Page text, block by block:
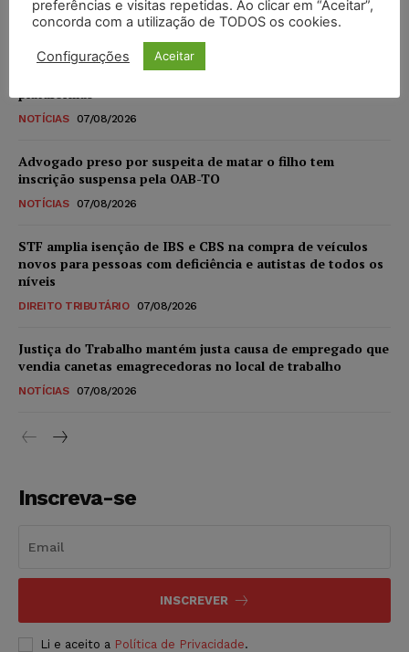
Carlos Henrique Abrão - 07/08/2026
Meta é alvo de denúncia após anúncios com conteúdo
sexual infantil gerado por IA circularem em suas
NOTÍCIAS 07/08/2026
Advogado preso por suspeita de matar o filho tem
inscrição suspensa pela OAB-TO
NOTÍCIAS 07/08/2026
STF amplia isenção de IBS e CBS na compra de veículos
novos para pessoas com deficiência e autistas de todos os
níveis
DIREITO TRIBUTÁRIO 07/08/2026
Justiça do Trabalho mantém justa causa de empregado que
vendia canetas emagrecedoras no local de trabalho
NOTÍCIAS 07/08/2026
Inscreva-se
INSCREVER
Li e aceito a Política de Privacidade.
preferências e visitas repetidas. Ao clicar em “Aceitar”,
concorda com a utilização de TODOS os cookies.
Configurações Aceitar